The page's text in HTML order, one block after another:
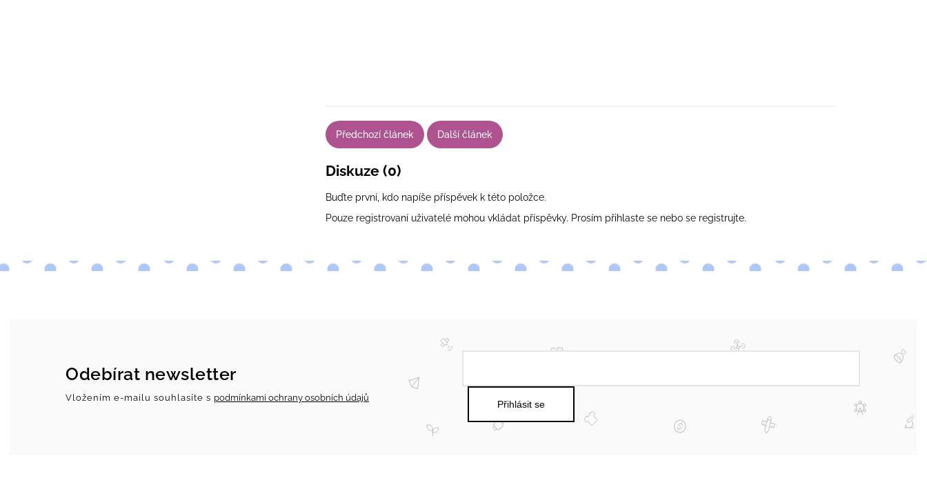
Předchozí článek Další článek
Diskuze (0)
Buďte první, kdo napíše příspěvek k této položce.
Pouze registrovaní uživatelé mohou vkládat příspěvky. Prosím přihlaste se nebo se registrujte.
Odebírat newsletter
Vložením e-mailu souhlasíte s podmínkami ochrany osobních údajů
Přihlásit se